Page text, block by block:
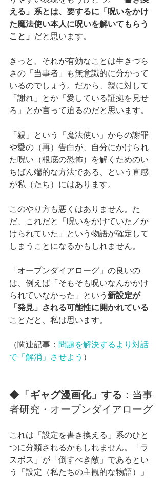
える」系とは、要するに「呪いをかけ
た魔法使い本人に呪いを解いてもらう
こと」 だと思います。
きっと、それが有効なことは生きづら
さの「当事者」も無意識的に分かって
いるのでしょう。だから、親に対して
「謝れ」とか「愛している証拠を見せ
ろ」とか言って迫るのだと思います。
「親」という「魔法使い」からの謝罪
や愛の（再）告白が、自分にかけられ
た呪い（根底の恐怖）を解くためのい
ちばん端的な方法である、という直感
が私（たち）にはあります。
このやり方も悪くはありません。た
だ、これだと「呪いをかけていた／か
けられていた」という物語が確定して
しまうことになるかもしれません。
「オープンダイアローグ」の良いの
は、例えば「そもそも呪いなんかかけ
られていなかった」という新設定が
「発見」される可能性に開かれている
ことだと、私は思います。
（関連記事： 問題を解決するより対話
で「解消」させよう ）
◆ 「ギャグ漫画化」する ：当事
者研究・オープンダイアローグ
これは「設定を書き換える」系のひと
つに分類されるかもしれません。「ラ
スボス」が「倒すべき敵」であるとい
う「設定（私たちの主観的な物語）」